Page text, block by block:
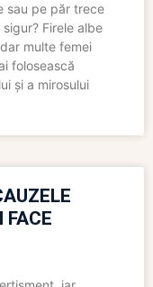
sau pe păr trece
Firele albe
multe femei
folosească
și a mirosului
FACE